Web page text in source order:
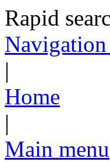
Rapid
Navigation
|
Home
|
Main menu